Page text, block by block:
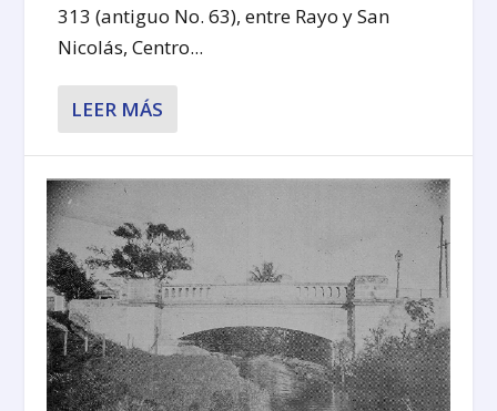
313 (antiguo No. 63), entre Rayo y San
Nicolás, Centro...
LEER MÁS